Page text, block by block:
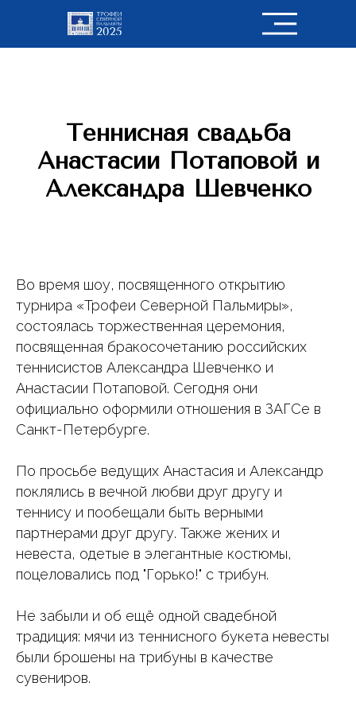
Теннисная свадьба
Анастасии Потаповой и
Александра Шевченко
Во время шоу, посвященного открытию
турнира «Трофеи Северной Пальмиры»,
состоялась торжественная церемония,
посвященная бракосочетанию российских
теннисистов Александра Шевченко и
Анастасии Потаповой. Сегодня они
официально оформили отношения в ЗАГСе в
Санкт-Петербурге.
По просьбе ведущих Анастасия и Александр
поклялись в вечной любви друг другу и
теннису и пообещали быть верными
партнерами друг другу. Также жених и
невеста, одетые в элегантные костюмы,
поцеловались под "Горько!" с трибун.
Не забыли и об ещё одной свадебной
традиция: мячи из теннисного букета невесты
были брошены на трибуны в качестве
сувениров.